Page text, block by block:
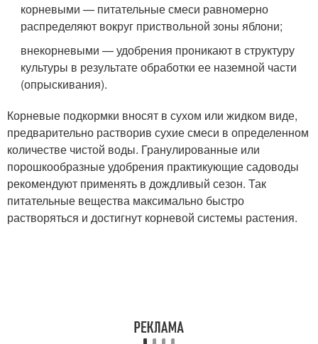
корневыми — питательные смеси равномерно
распределяют вокруг приствольной зоны яблони;
внекорневыми — удобрения проникают в структуру
культуры в результате обработки ее наземной части
(опрыскивания).
Корневые подкормки вносят в сухом или жидком виде,
предварительно растворив сухие смеси в определенном
количестве чистой воды. Гранулированные или
порошкообразные удобрения практикующие садоводы
рекомендуют применять в дождливый сезон. Так
питательные вещества максимально быстро
растворяться и достигнут корневой системы растения.